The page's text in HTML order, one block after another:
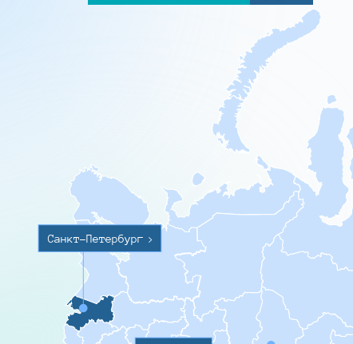
Санкт-Петербург >